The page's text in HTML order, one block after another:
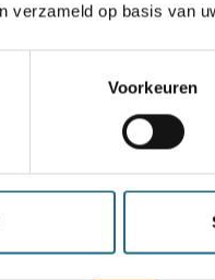
verzameld op basis van
Voorkeuren
Zo 20 feb
Bekijk uitslag